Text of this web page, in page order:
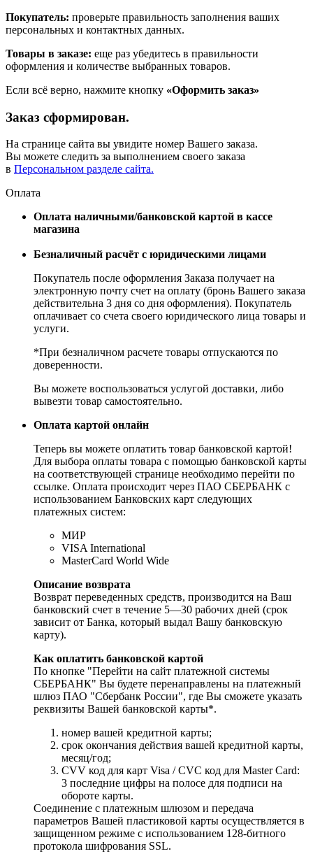
Покупатель: проверьте правильность заполнения ваших
персональных и контактных данных.
Товары в заказе: еще раз убедитесь в правильности
оформления и количестве выбранных товаров.
Если всё верно, нажмите кнопку «Оформить заказ»
Заказ сформирован.
На странице сайта вы увидите номер Вашего заказа.
Вы можете следить за выполнением своего заказа
в Персональном разделе сайта.
Оплата
Оплата наличными/банковской картой в кассе
магазина
Безналичный расчёт с юридическими лицами
Покупатель после оформления Заказа получает на
электронную почту счет на оплату (бронь Вашего заказа
действительна 3 дня со дня оформления). Покупатель
оплачивает со счета своего юридического лица товары и
услуги.
*При безналичном расчете товары отпускаются по
доверенности.
Вы можете воспользоваться услугой доставки, либо
вывезти товар самостоятельно.
Оплата картой онлайн
Теперь вы можете оплатить товар банковской картой!
Для выбора оплаты товара с помощью банковской карты
на соответствующей странице необходимо перейти по
ссылке. Оплата происходит через ПАО СБЕРБАНК с
использованием Банковских карт следующих
платежных систем:
МИР
VISA International
MasterCard World Wide
Описание возврата
Возврат переведенных средств, производится на Ваш
банковский счет в течение 5—30 рабочих дней (срок
зависит от Банка, который выдал Вашу банковскую
карту).
Как оплатить банковской картой
По кнопке "Перейти на сайт платежной системы
СБЕРБАНК" Вы будете перенаправлены на платежный
шлюз ПАО "Сбербанк России", где Вы сможете указать
реквизиты Вашей банковской карты*.
номер вашей кредитной карты;
cрок окончания действия вашей кредитной карты,
месяц/год;
CVV код для карт Visa / CVC код для Master Card:
3 последние цифры на полосе для подписи на
обороте карты.
Соединение с платежным шлюзом и передача
параметров Вашей пластиковой карты осуществляется в
защищенном режиме с использованием 128-битного
протокола шифрования SSL.